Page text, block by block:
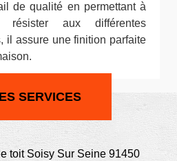
de qualité en permettant à
aux différentes
il assure une finition parfaite
SERVICES
toit Soisy Sur Seine 91450